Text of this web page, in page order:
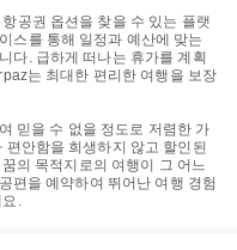
공권 옵션을 찾을 수 있는 플랫
스를 통해 일정과 예산에 맞는
다. 급하게 떠나는 휴가를 계획
는 최대한 편리한 여행을 보장
믿을 수 없을 정도로 저렴한 가
안함을 희생하지 않고 할인된
의 목적지로의 여행이 그 어느
편을 예약하여 뛰어난 여행 경험
요.